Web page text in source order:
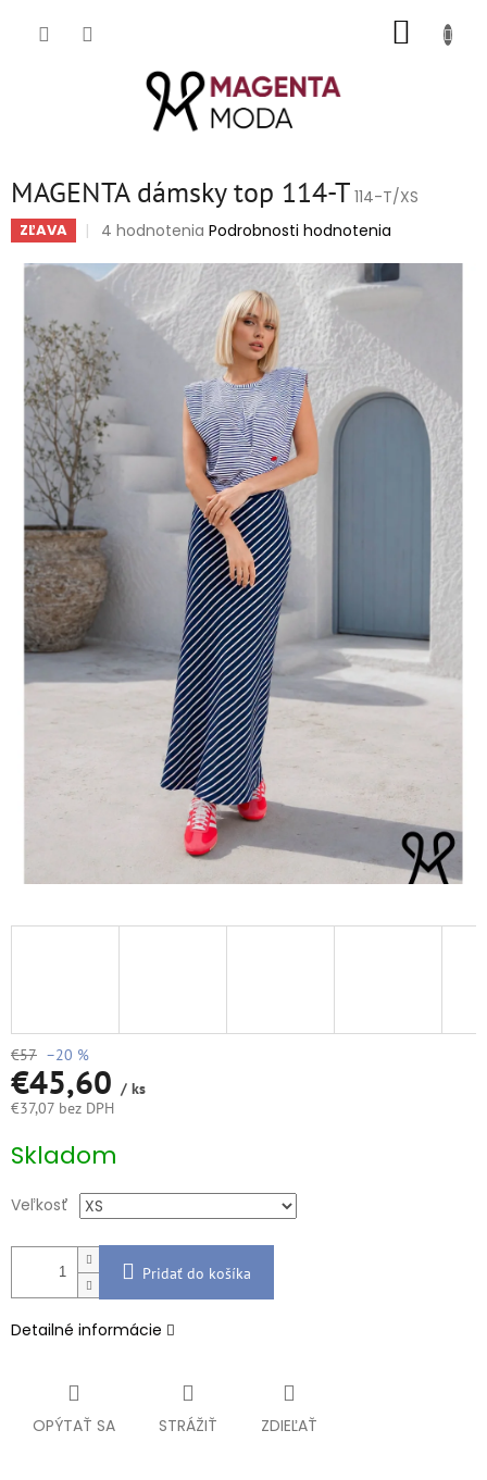
MAGENTA dámsky top 114-T 114-T/XS
ZĽAVA
Priemerné
produktu
z
5
hviezdičiek.
4 hodnotenia Podrobnosti hodnotenia
€57 –20 %
€45,60 / ks
€37,07 bez DPH
cena:
Skladom
Veľkosť
Pridať do košíka
Detailné informácie
OPÝTAŤ SA STRÁŽIŤ ZDIEĽAŤ